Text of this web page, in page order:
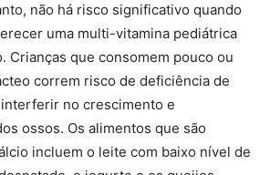
não há risco significativo quando
uma multi-vitamina pediátrica
Crianças que consomem pouco ou
correm risco de deficiência de
no crescimento e
ossos. Os alimentos que são
incluem o leite com baixo nível de